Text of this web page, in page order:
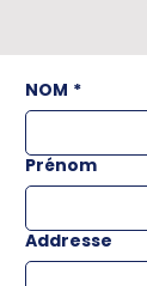
NOM *
Prénom
Addresse